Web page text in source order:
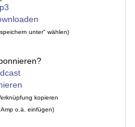
unter" wählen)
kopieren
o.ä. einfügen)